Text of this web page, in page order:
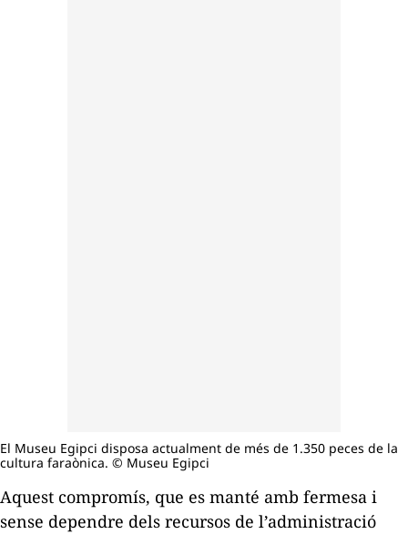
El Museu Egipci disposa actualment de més de 1.350 peces de la
cultura faraònica. © Museu Egipci
Aquest compromís, que es manté amb fermesa i
sense dependre dels recursos de l’administració